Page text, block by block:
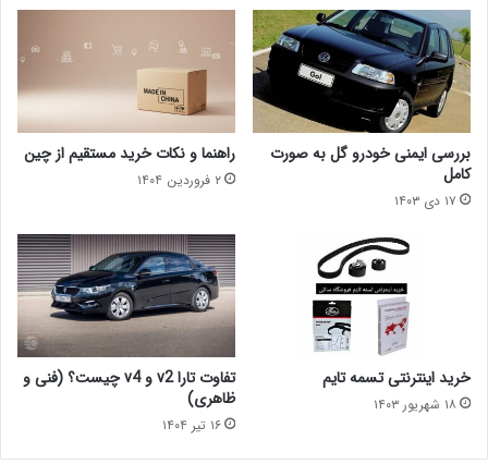
بررسی ایمنی خودرو گل به صورت
کامل
۱۷ دی ۱۴۰۳
راهنما و نکات خرید مستقیم از چین
۲ فروردین ۱۴۰۴
خرید اینترنتی تسمه تایم
۱۸ شهریور ۱۴۰۳
تفاوت تارا v2 و v4 چیست؟ (فنی و
ظاهری)
۱۶ تیر ۱۴۰۴